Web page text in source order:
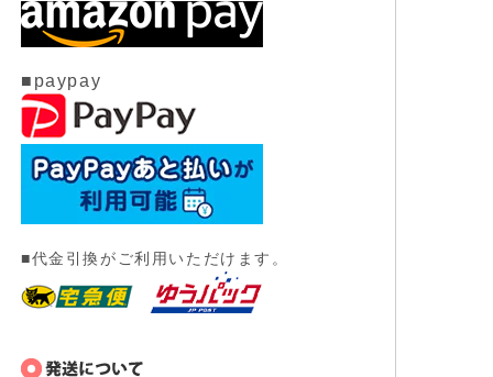
■paypay
■代金引換がご利用いただけます。